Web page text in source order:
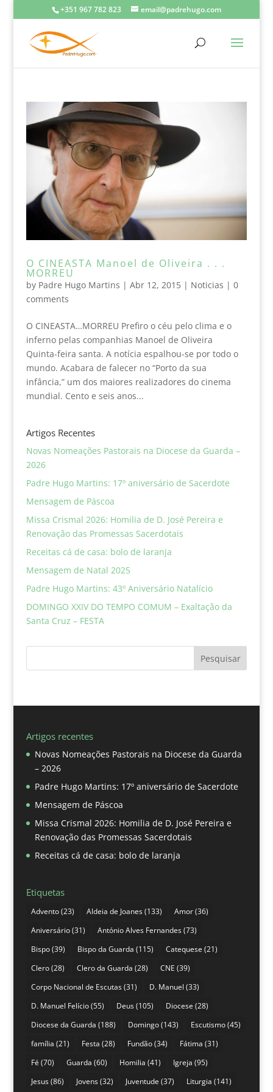
+351 967 782 823 email@padrehugo.com
O CINEASTA Manoel de Oliveira . . .
MORREU
by Padre Hugo Martins | Abr 12, 2015| Noticias | 0
comments
O CINEASTA…MORREU Prefiro o céu pelo clima e o
inferno pelas companhias Manoel de Oliveira
Quinta-feira santa. A notícia espalhou-se por todo o
mundo. Acabara de falecer no “Porto da sua
infância,” um dos maiores realizadores do cinema
mundial. Cento e seis anos...
Artigos Recentes
Novas Nomeações Pastorais na Diocese da Guarda –
2026
Padre Hugo Martins: 17º aniversário de Sacerdote
Mensagem de Páscoa
Missa Crismal 2026: Homilia de D. José Pereira e
Renovação das Promessas Sacerdotais
Receitas cá de casa: bolo de laranja
Mensagem de Natal 2025
Padre Hugo Martins: 43º Aniversário Natalício
DOMINGO XXIV DO TEMPO COMUM – Exaltação da
Santa Cruz – FESTA
Pesquisar
Artigos recentes
Novas Nomeações Pastorais na Diocese da Guarda
– 2026
Padre Hugo Martins: 17º aniversário de Sacerdote
Mensagem de Páscoa
Missa Crismal 2026: Homilia de D. José Pereira e
Renovação das Promessas Sacerdotais
Receitas cá de casa: bolo de laranja
Etiquetas
Advento(23) Aldeia de Joanes(133) Amor(36)
Aniversário(31) António Alves Fernandes(73)
Bispo(39) Bispo da Guarda (115) Catequese (21)
Clero(28) Clero da Guarda (28) CNE (39)
Corpo Nacional de Escutas(31) D. Manuel (33)
D. Manuel Felício(55) Deus(105) Diocese (28)
Diocese da Guarda (188) Domingo(143) Escutismo(45)
família (21) Festa (28) Fundão(34) Fátima (31)
Fé (70) Guarda (60) Homilia (41) Igreja (95)
Jesus(86) Jovens(32) Juventude (37) Liturgia (141)